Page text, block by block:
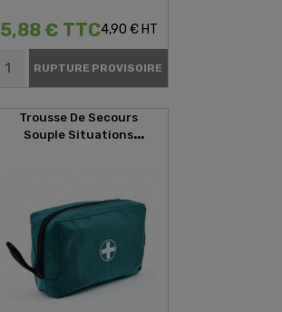
5,88 € TTC4,90 € HT
RUPTURE PROVISOIRE
Trousse De Secours
Souple Situations